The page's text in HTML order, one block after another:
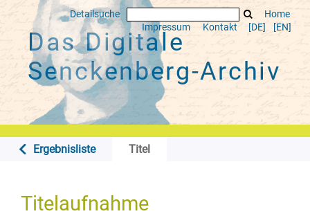
Detailsuche
Home
Impressum
Kontakt [DE] [EN]
Das Digitale
Senckenberg-Archiv
Ergebnisliste Titel
Titelaufnahme